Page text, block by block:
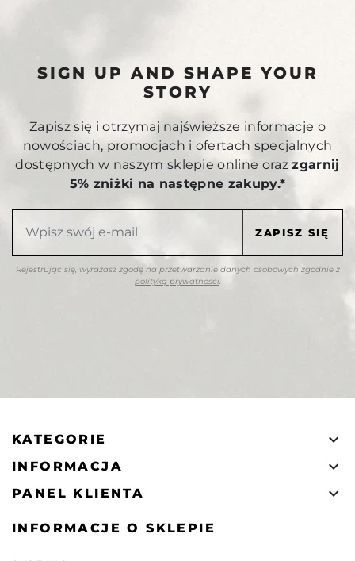
SIGN UP AND SHAPE YOUR
STORY
Zapisz się i otrzymaj najświeższe informacje o
nowościach, promocjach i ofertach specjalnych
dostępnych w naszym sklepie online orazzgarnij
5% zniżki na następne zakupy.*
Rejestrując się, wyrażasz zgodę na przetwarzanie danych osobowych zgodnie z
polityką prywatności.
KATEGORIE 
INFORMACJA 
PANEL KLIENTA 
INFORMACJE O SKLEPIE